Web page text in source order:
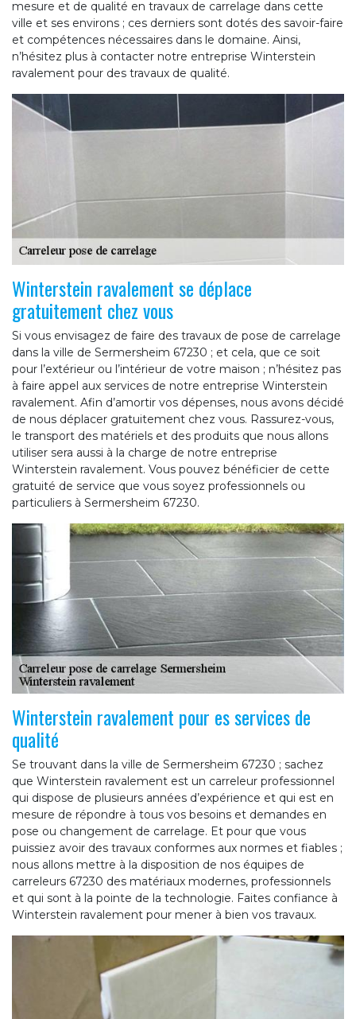
mesure et de qualité en travaux de carrelage dans cette
ville et ses environs ; ces derniers sont dotés des savoir-faire
et compétences nécessaires dans le domaine. Ainsi,
n’hésitez plus à contacter notre entreprise Winterstein
ravalement pour des travaux de qualité.
Winterstein ravalement se déplace
gratuitement chez vous
Si vous envisagez de faire des travaux de pose de carrelage
dans la ville de Sermersheim 67230 ; et cela, que ce soit
pour l’extérieur ou l’intérieur de votre maison ; n’hésitez pas
à faire appel aux services de notre entreprise Winterstein
ravalement. Afin d’amortir vos dépenses, nous avons décidé
de nous déplacer gratuitement chez vous. Rassurez-vous,
le transport des matériels et des produits que nous allons
utiliser sera aussi à la charge de notre entreprise
Winterstein ravalement. Vous pouvez bénéficier de cette
gratuité de service que vous soyez professionnels ou
particuliers à Sermersheim 67230.
Winterstein ravalement pour es services de
qualité
Se trouvant dans la ville de Sermersheim 67230 ; sachez
que Winterstein ravalement est un carreleur professionnel
qui dispose de plusieurs années d’expérience et qui est en
mesure de répondre à tous vos besoins et demandes en
pose ou changement de carrelage. Et pour que vous
puissiez avoir des travaux conformes aux normes et fiables ;
nous allons mettre à la disposition de nos équipes de
carreleurs 67230 des matériaux modernes, professionnels
et qui sont à la pointe de la technologie. Faites confiance à
Winterstein ravalement pour mener à bien vos travaux.